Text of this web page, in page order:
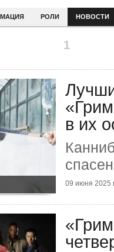
РОЛИ НОВОСТИ
1
в их
09 июня 2025